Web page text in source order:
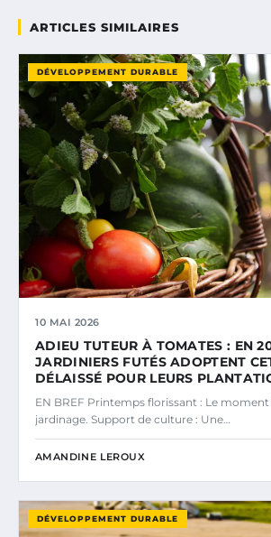
ARTICLES SIMILAIRES
DÉVELOPPEMENT DURABLE
10 MAI 2026
ADIEU TUTEUR À TOMATES : EN
JARDINIERS FUTÉS ADOPTENT
DÉLAISSÉ POUR LEURS
EN BREF Printemps florissant : Le
jardinage. Support de culture : Une…
AMANDINE LEROUX
DÉVELOPPEMENT DURABLE